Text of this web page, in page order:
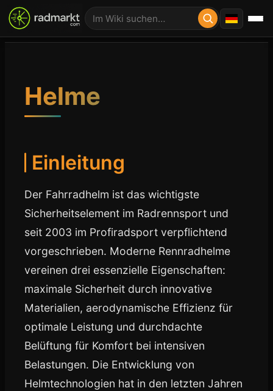
Helme
Einleitung
Der Fahrradhelm ist das wichtigste
Sicherheitselement im Radrennsport und
seit 2003 im Profiradsport verpflichtend
vorgeschrieben. Moderne Rennradhelme
vereinen drei essenzielle Eigenschaften:
maximale Sicherheit durch innovative
Materialien, aerodynamische Effizienz für
optimale Leistung und durchdachte
Belüftung für Komfort bei intensiven
Belastungen. Die Entwicklung von
Helmtechnologien hat in den letzten Jahren